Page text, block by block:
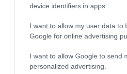
device identifiers in apps.
I want to allow my user data to
Google for online advertising
I want to allow Google to send
personalized advertising.
«Πράσινο φως»